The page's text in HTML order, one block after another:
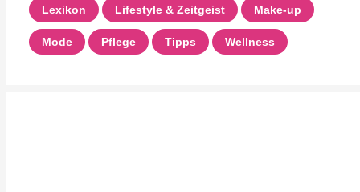
Lexikon Lifestyle & Zeitgeist Make-up
Mode Pflege Tipps Wellness